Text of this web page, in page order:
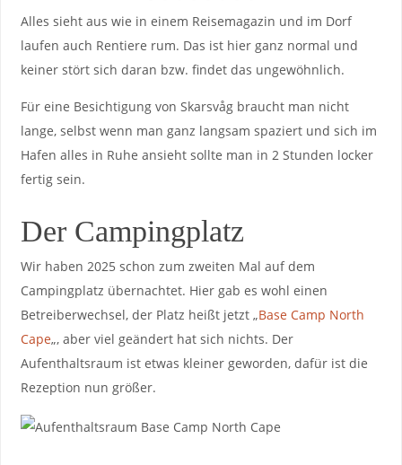
Alles sieht aus wie in einem Reisemagazin und im Dorf
laufen auch Rentiere rum. Das ist hier ganz normal und
keiner stört sich daran bzw. findet das ungewöhnlich.
Für eine Besichtigung von Skarsvåg braucht man nicht
lange, selbst wenn man ganz langsam spaziert und sich im
Hafen alles in Ruhe ansieht sollte man in 2 Stunden locker
fertig sein.
Der Campingplatz
Wir haben 2025 schon zum zweiten Mal auf dem
Campingplatz übernachtet. Hier gab es wohl einen
Betreiberwechsel, der Platz heißt jetzt „Base Camp North
Cape„, aber viel geändert hat sich nichts. Der
Aufenthaltsraum ist etwas kleiner geworden, dafür ist die
Rezeption nun größer.